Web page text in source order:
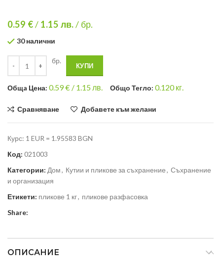
0.59 €/ 1.15 лв./ бр.
30 налични
бр.
КУПИ
Общa Цена: 0.59€ / 1.15 лв. Общо Тегло: 0.120кг.
Сравняване Добавете към желани
Курс: 1 EUR = 1.95583 BGN
Код: 021003
Категории: Дом, Кутии и пликове за съхранение, Съхранение
и организация
Етикети: пликове 1 кг, пликове разфасовка
Share:
ОПИСАНИЕ